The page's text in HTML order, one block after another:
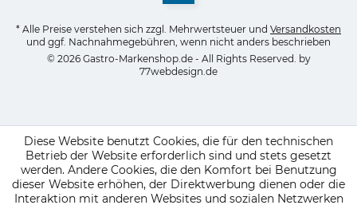
* Alle Preise verstehen sich zzgl. Mehrwertsteuer und Versandkosten
und ggf. Nachnahmegebühren, wenn nicht anders beschrieben
© 2026 Gastro-Markenshop.de - All Rights Reserved. by
77webdesign.de
Diese Website benutzt Cookies, die für den technischen
Betrieb der Website erforderlich sind und stets gesetzt
werden. Andere Cookies, die den Komfort bei Benutzung
dieser Website erhöhen, der Direktwerbung dienen oder die
Interaktion mit anderen Websites und sozialen Netzwerken